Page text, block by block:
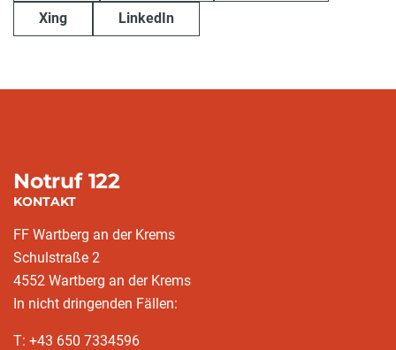
Xing LinkedIn
Notruf 122
KONTAKT
FF Wartberg an der Krems
Schulstraße 2
4552 Wartberg an der Krems
In nicht dringenden Fällen:
T: +43 650 7334596